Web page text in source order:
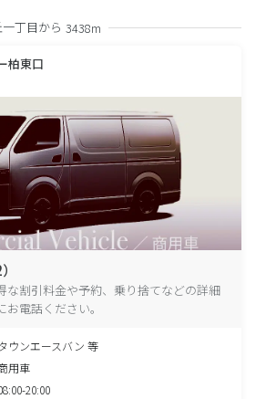
丁目から 3438m
柏東口
な割引料金や予約、乗り捨てなどの詳細
電話ください。
ウンエースバン 等
用車
20:00